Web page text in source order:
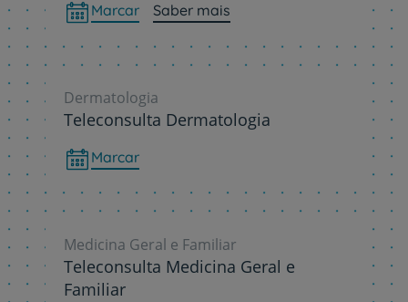
Marcar Saber mais
Dermatologia
Teleconsulta Dermatologia
Marcar
Medicina Geral e Familiar
Teleconsulta Medicina Geral e
Familiar